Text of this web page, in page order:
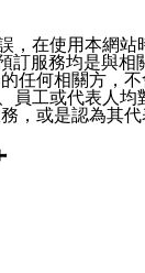
方帳號或認證官
在使用本網
服務均是與
任何相關方，
員工或代表人
，或是認為其